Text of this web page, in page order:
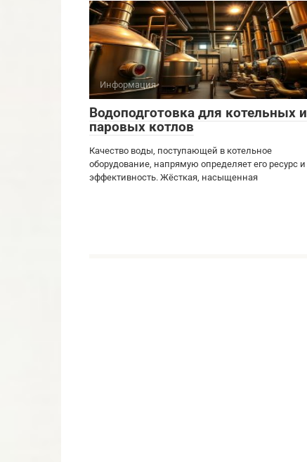
Информация
Водоподготовка для котельных и
паровых котлов
Качество воды, поступающей в котельное
оборудование, напрямую определяет его ресурс и
эффективность. Жёсткая, насыщенная